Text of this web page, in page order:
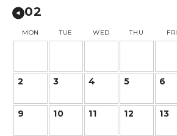
02
MON TUE WED THU FRI
2 3 4 5 6
9 10 11 12 13